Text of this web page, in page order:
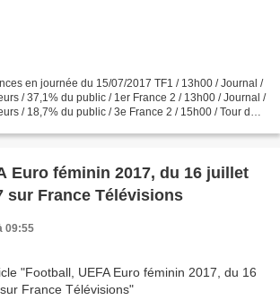
en journée du 15/07/2017 TF1 / 13h00 / Journal /
/ 37,1% du public / 1er France 2 / 13h00 / Journal /
/ 18,7% du public / 3e France 2 / 15h00 / Tour de
Euro féminin 2017, du 16 juillet
sur France Télévisions
09:55